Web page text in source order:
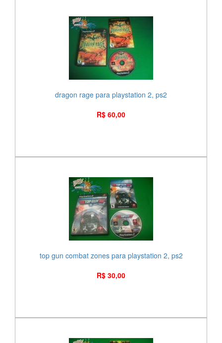
dragon rage para playstation 2, ps2
R$ 60,00
top gun combat zones para playstation 2, ps2
R$ 30,00